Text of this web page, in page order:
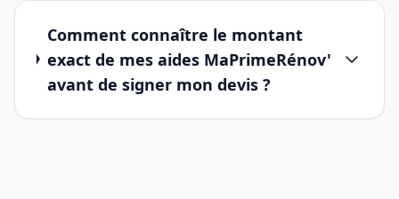
Comment connaître le montant
exact de mes aides MaPrimeRénov'
avant de signer mon devis ?